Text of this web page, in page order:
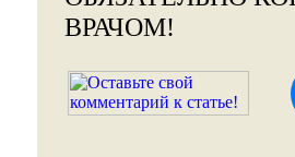
ВРАЧОМ!